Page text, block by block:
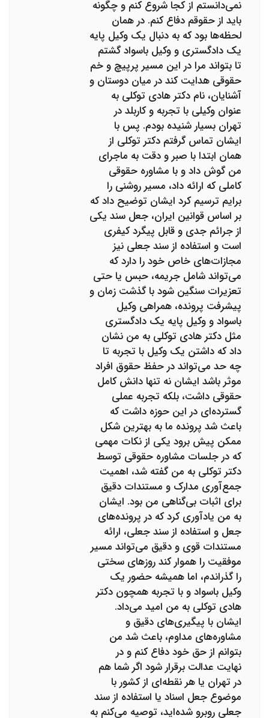
نمی‌دانستم از کجا شروع کنم و چگونه
باید از حقوقم دفاع کنم. در همان
لحظه‌ها بود که به دنبال یک وکیل پایه
یک دادگستری و وکیل باسواد گشتم
تا بتواند مرا در این مسیر پرپیچ و خم
حقوقی هدایت کند در میان دوستان و
آشنایان، نام دکتر هادی توکلی به
عنوان وکیلی با تجربه و کاربلد در
تهران بسیار شنیده بودم. پس با
ایشان تماس گرفتم دکتر توکلی از
همان ابتدا با صبر و دقت به ماجرای
من گوش داد و با مشاوره حقوقی
کاملی که ارائه داد، مسیر روشنی را
برایم ترسیم کرد ایشان توضیح داد که
بر اساس قوانین ایران، جعل سند یکی
از جرائم جدی و قابل پیگرد کیفری
است و استفاده از سند جعلی نیز
مجازات‌های خاص خود را دارد که
می‌تواند شامل جریمه، حبس یا حتی
تعزیرات سنگین شود با گذشت زمان و
پیشرفت پرونده، همراهی وکیل
باسواد و وکیل پایه یک دادگستری
مثل دکتر هادی توکلی به من نشان
داد که داشتن یک وکیل با تجربه تا
چه حد می‌تواند در حفظ حقوق افراد
موثر باشد ایشان نه تنها دانش کامل
حقوقی داشت، بلکه تجربه عملی
گسترده‌ای در این حوزه داشت که
باعث شد پرونده ما به بهترین شکل
ممکن پیش برود یکی از نکات مهمی
که در جلسات مشاوره حقوقی توسط
دکتر توکلی به من گفته شد، اهمیت
جمع‌آوری مدارک و مستندات دقیق
برای اثبات بی‌گناهی من بود. ایشان
به من یادآوری کرد که در پرونده‌های
جعل و استفاده از سند جعلی، ارائه
مستندات قوی و دقیق می‌تواند مسیر
موفقیت را هموار کند روزهای سختی
را گذراندم، اما همیشه حضور یک
وکیل باسواد و با تجربه همچون دکتر
هادی توکلی به من امید می‌داد.
ایشان با پیگیری‌های دقیق و
مشاوره‌های مداوم، باعث شد من
بتوانم از حق خود دفاع کنم و در
نهایت عدالت برقرار شود اگر شما هم
در تهران یا هر نقطه‌ای از کشور با
موضوع جعل اسناد یا استفاده از سند
جعلی روبرو شده‌اید، توصیه می‌کنم به